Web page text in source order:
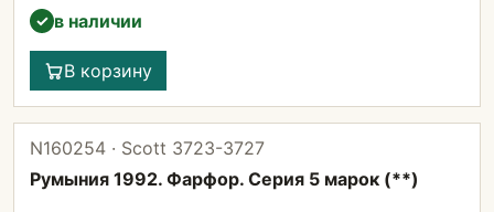
✓ в наличии
В корзину
N160254 · Scott 3723-3727
Румыния 1992. Фарфор. Серия 5 марок (**)